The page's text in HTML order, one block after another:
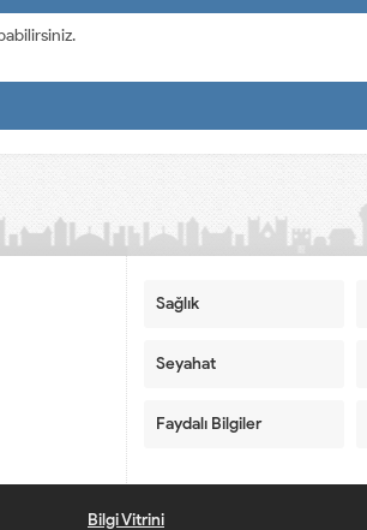
Sağlık
Seyahat
Faydalı Bilgiler
Bilgi Vitrini